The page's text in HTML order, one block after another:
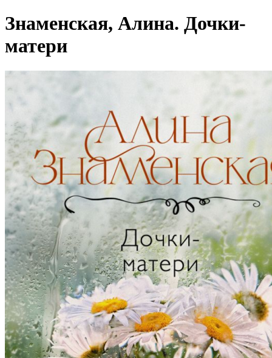
Знаменская, Алина. Дочки-
матери